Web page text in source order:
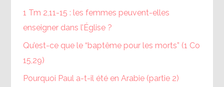
1 Tm 2,11-15 : les femmes peuvent-elles
enseigner dans l’Église ?
Qu’est-ce que le “baptême pour les morts” (1 Co
15,29)
Pourquoi Paul a-t-il été en Arabie (partie 2)